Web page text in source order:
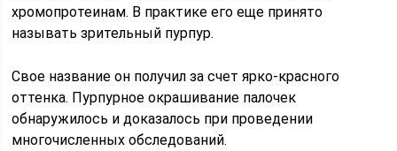
хромопротеинам. В практике его еще принято
называть зрительный пурпур.
Свое название он получил за счет ярко-красного
оттенка. Пурпурное окрашивание палочек
обнаружилось и доказалось при проведении
многочисленных обследований.